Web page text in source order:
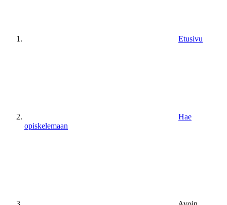
Etusivu
Hae
opiskelemaan